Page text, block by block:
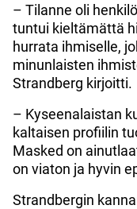
– Tilanne oli
tuntui kieltämättä
hurrata ihmiselle,
minunlaisten
Strandberg kirjoitti.
– Kyseenalaistan
kaltaisen profiilin
Masked on
on viaton ja hyvin
Strandbergin